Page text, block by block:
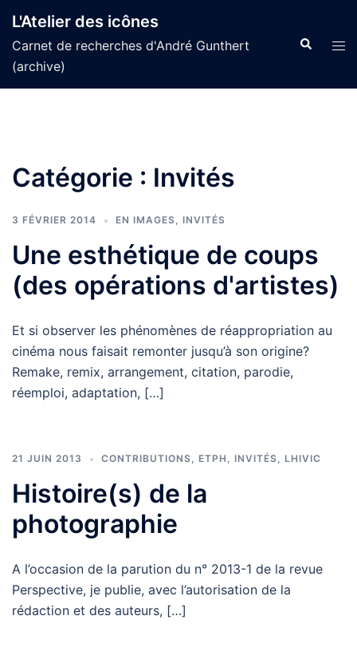
au
contenu
L'Atelier des icônes
Carnet de recherches d'André Gunthert
(archive)
Catégorie : Invités
3 FÉVRIER 2014 EN IMAGES, INVITÉS
Une esthétique de coups
(des opérations d'artistes)
Et si observer les phénomènes de réappropriation au
cinéma nous faisait remonter jusqu’à son origine?
Remake, remix, arrangement, citation, parodie,
réemploi, adaptation, […]
21 JUIN 2013 CONTRIBUTIONS, ETPH , INVITÉS, LHIVIC
Histoire(s) de la
photographie
A l’occasion de la parution du n° 2013-1 de la revue
Perspective, je publie, avec l’autorisation de la
rédaction et des auteurs, […]